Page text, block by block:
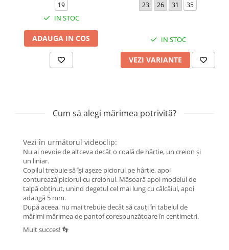
19
IN STOC
ADAUGA IN COS
23 26 31 35
IN STOC
VEZI VARIANTE
Cum să alegi mărimea potrivită?
Vezi în următorul videoclip:
Nu ai nevoie de altceva decât o coală de hârtie, un creion și
un liniar.
Copilul trebuie să își așeze piciorul pe hârtie, apoi
conturează piciorul cu creionul. Măsoară apoi modelul de
talpă obținut, unind degetul cel mai lung cu călcâiul, apoi
adaugă 5 mm.
După aceea, nu mai trebuie decât să cauți în tabelul de
mărimi mărimea de pantof corespunzătoare în centimetri.
Mult succes! 👣